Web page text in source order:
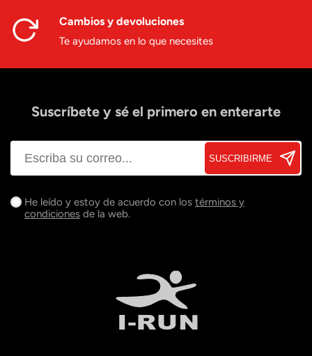
Cambios y devoluciones
Te ayudamos en lo que necesites
Suscríbete y sé el primero en enterarte
SUSCRIBIRME
He leído y estoy de acuerdo con los términos y
condiciones de la web.